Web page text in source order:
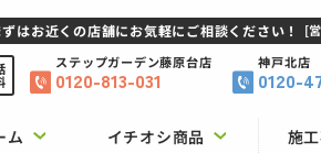
ム イチオシ商品 施
ずはお近くの店舗にお気軽にご相談ください！ [
ステップガーデン藤原台店
0120-813-031
神戸北店
0120-